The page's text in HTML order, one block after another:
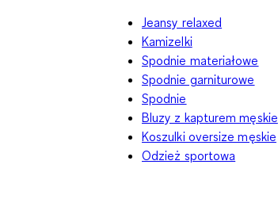
Jeansy relaxed
Kamizelki
Spodnie materiałowe
Spodnie garniturowe
Spodnie
Bluzy z kapturem męskie
Koszulki oversize męskie
Odzież sportowa